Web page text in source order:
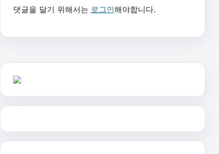
댓글을 달기 위해서는 로그인해야합니다.